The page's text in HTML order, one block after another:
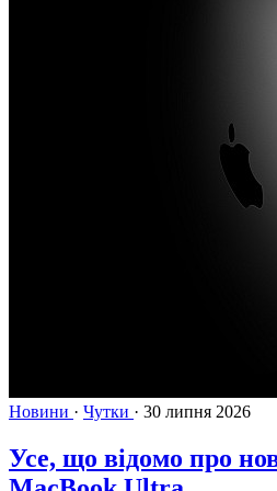
Новини · Чутки · 30 липня 2026
Усе, що відомо про